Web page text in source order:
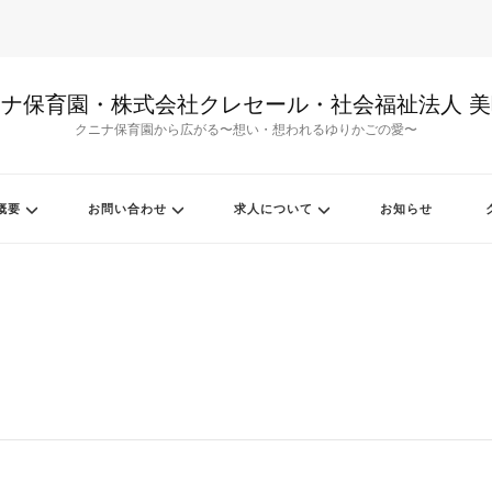
保育園・株式会社クレセール・社会福祉法人
クニナ保育園から広がる〜想い・想われるゆりかごの愛〜
要 お問い合わせ 求人について お知らせ